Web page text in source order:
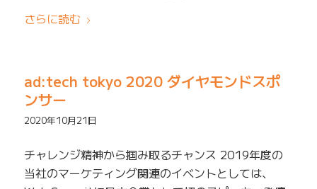
さらに読む
ad:tech tokyo 2020 ダイヤモンドスポ
ンサー
2020年10月21日
チャレンジ精神から掴み取るチャンス 2019年度の
当社のマーケティング関連のイベントとしては、